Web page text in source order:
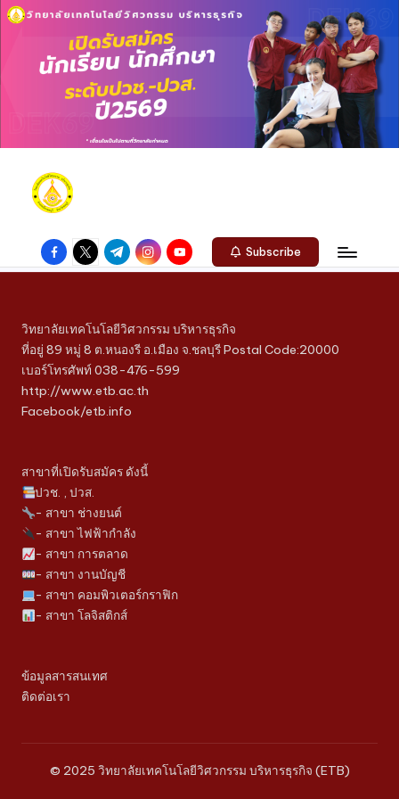
Subscribe
วิทยาลัยเทคโนโลยีวิศวกรรม บริหารธุรกิจ
ที่อยู่ 89 หมู่ 8 ต.หนองรี อ.เมือง จ.ชลบุรี Postal Code:20000
เบอร์โทรศัพท์ 038-476-599
http://www.etb.ac.th
Facebook/etb.info
สาขาที่เปิดรับสมัคร ดังนี้
ปวช. , ปวส.
- สาขา ช่างยนต์
- สาขา ไฟฟ้ากำลัง
- สาขา การตลาด
- สาขา งานบัญชี
- สาขา คอมพิวเตอร์กราฟิก
- สาขา โลจิสติกส์
ข้อมูลสารสนเทศ
ติดต่อเรา
© 2025 วิทยาลัยเทคโนโลยีวิศวกรรม บริหารธุรกิจ (ETB)